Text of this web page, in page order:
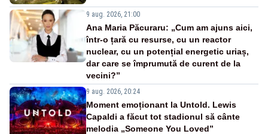
9 aug. 2026, 21:00
Ana Maria Păcuraru: „Cum am ajuns aici,
într-o țară cu resurse, cu un reactor
nuclear, cu un potențial energetic uriaș,
dar care se împrumută de curent de la
vecini?”
9 aug. 2026, 20:24
Moment emoționant la Untold. Lewis
Capaldi a făcut tot stadionul să cânte
melodia „Someone You Loved”